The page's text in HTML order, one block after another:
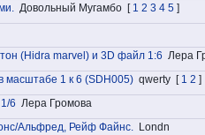
Довольный Мугамбо [ 1 2 3 4 5 ]
(Hidra marvel) и 3D файл 1:6 Лера
масштабе 1 к 6 (SDH005) qwerty [ 1 2 ]
6 Лера Громова
Альфред, Рейф Файнс. Londn